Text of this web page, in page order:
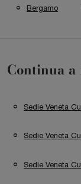
Bergamo
Continua
Sedie Veneta
Sedie Veneta
Sedie Veneta